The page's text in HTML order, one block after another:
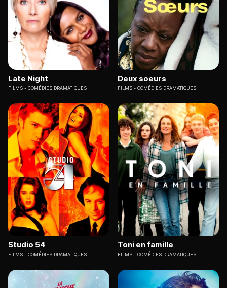
Late Night
FILMS COMÉDIES DRAMATIQUES
Deux soeurs
FILMS COMÉDIES DRAMATIQUES
Studio 54
FILMS COMÉDIES DRAMATIQUES
Toni en famille
FILMS COMÉDIES DRAMATIQUES